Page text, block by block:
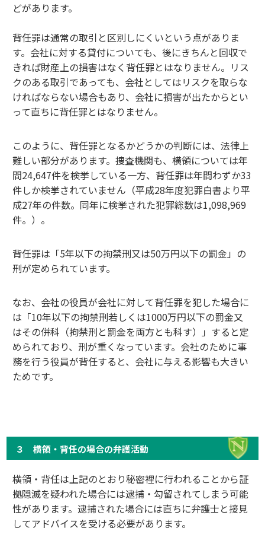
どがあります。
背任罪は通常の取引と区別しにくいという点がありま
す。会社に対する貸付についても、後にきちんと回収で
きれば財産上の損害はなく背任罪とはなりません。リス
クのある取引であっても、会社としてはリスクを取らな
ければならない場合もあり、会社に損害が出たからとい
って直ちに背任罪とはなりません。
このように、背任罪となるかどうかの判断には、法律上
難しい部分があります。捜査機関も、横領については年
間24,647件を検挙している一方、背任罪は年間わずか33
件しか検挙されていません（平成28年度犯罪白書より平
成27年の件数。同年に検挙された犯罪総数は1,098,969
件。）。
背任罪は「5年以下の拘禁刑又は50万円以下の罰金」の
刑が定められています。
なお、会社の役員が会社に対して背任罪を犯した場合に
は「10年以下の拘禁刑若しくは1000万円以下の罰金又
はその併科（拘禁刑と罰金を両方とも科す）」すると定
められており、刑が重くなっています。会社のために事
務を行う役員が背任すると、会社に与える影響も大きい
ためです。
３ 横領・背任の場合の弁護活動
横領・背任は上記のとおり秘密裡に行われることから証
拠隠滅を疑われた場合には逮捕・勾留されてしまう可能
性があります。逮捕された場合には直ちに弁護士と接見
してアドバイスを受ける必要があります。